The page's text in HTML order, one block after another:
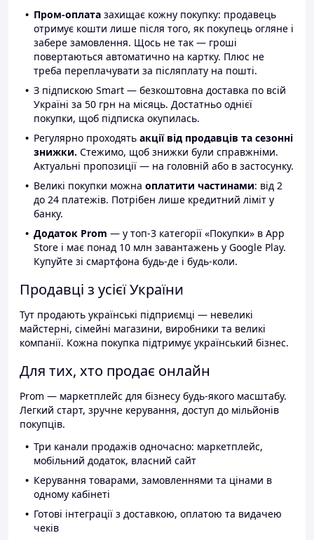
Пром-оплата захищає кожну покупку: продавець
отримує кошти лише після того, як покупець огляне і
забере замовлення. Щось не так — гроші
повертаються автоматично на картку. Плюс не
треба переплачувати за післяплату на пошті.
З підпискою Smart — безкоштовна доставка по всій
Україні за 50 грн на місяць. Достатньо однієї
покупки, щоб підписка окупилась.
Регулярно проходять акції від продавців та сезонні
знижки. Стежимо, щоб знижки були справжніми.
Актуальні пропозиції — на головній або в застосунку.
Великі покупки можна оплатити частинами: від 2
до 24 платежів. Потрібен лише кредитний ліміт у
банку.
Додаток Prom — у топ-3 категорії «Покупки» в App
Store і має понад 10 млн завантажень у Google Play.
Купуйте зі смартфона будь-де і будь-коли.
Продавці з усієї України
Тут продають українські підприємці — невеликі
майстерні, сімейні магазини, виробники та великі
компанії. Кожна покупка підтримує український бізнес.
Для тих, хто продає онлайн
Prom — маркетплейс для бізнесу будь-якого масштабу.
Легкий старт, зручне керування, доступ до мільйонів
покупців.
Три канали продажів одночасно: маркетплейс,
мобільний додаток, власний сайт
Керування товарами, замовленнями та цінами в
одному кабінеті
Готові інтеграції з доставкою, оплатою та видачею
чеків